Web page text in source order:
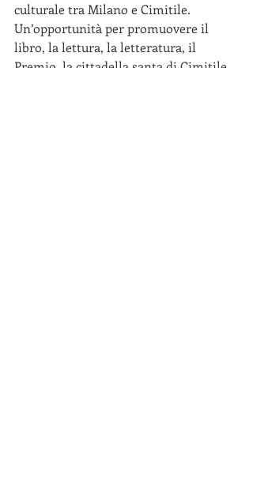
culturale tra Milano e Cimitile.
Un’opportunità per promuovere il
libro, la lettura, la letteratura, il
Premio, la cittadella santa di Cimitile,